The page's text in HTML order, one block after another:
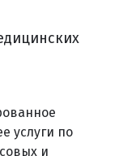
услуги по
и